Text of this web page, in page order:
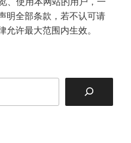
明全部条款，若不认可请
许最大范围内生效。